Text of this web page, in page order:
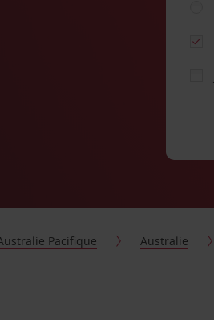
Pacifique Australie